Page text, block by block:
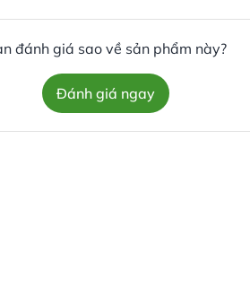
đánh giá sao về sản phẩm này?
Đánh giá ngay